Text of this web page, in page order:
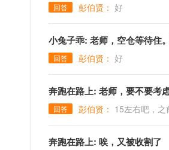
回答 彭伯贤： 好
小兔子乖: 老师，空仓等待住
回答 彭伯贤： 好
奔跑在路上: 老师，要不要考
回答 彭伯贤： 15左右吧，之
奔跑在路上: 唉，又被收割了